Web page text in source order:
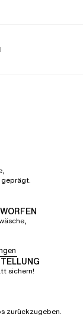
geprägt.
sichern!
zurückzugeben.